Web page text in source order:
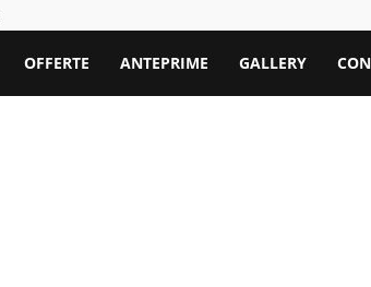
OFFERTE ANTEPRIME GALLERY